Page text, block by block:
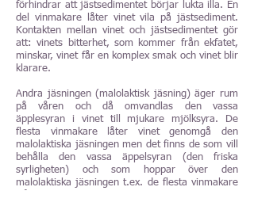
förhindrar att jästsedimentet börjar lukta illa. En
del vinmakare låter vinet vila på jästsediment.
Kontakten mellan vinet och jästsedimentet gör
att: vinets bitterhet, som kommer från ekfatet,
minskar, vinet får en komplex smak och vinet blir
klarare.
Andra jäsningen (malolaktisk jäsning) äger rum
på våren och då omvandlas den vassa
äpplesyran i vinet till mjukare mjölksyra. De
flesta vinmakare låter vinet genomgå den
malolaktiska jäsningen men det finns de som vill
behålla den vassa äppelsyran (den friska
syrligheten) och som hoppar över den
malolaktiska jäsningen t.ex. de flesta vinmakare